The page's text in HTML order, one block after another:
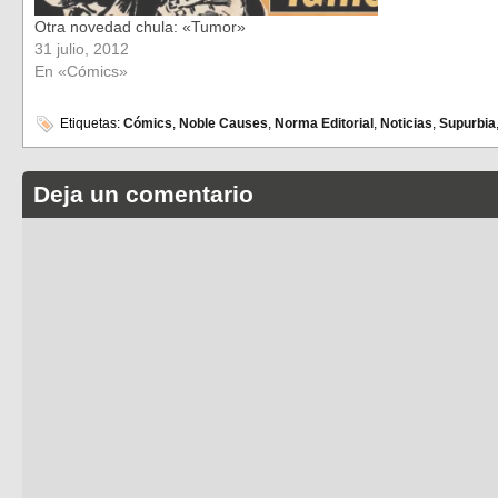
Otra novedad chula: «Tumor»
31 julio, 2012
En «Cómics»
Etiquetas: Cómics, Noble Causes, Norma Editorial , Noticias, Supurbia
Deja un comentario